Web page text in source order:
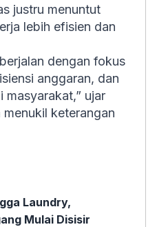
justru menuntut
lebih efisien dan
dengan fokus
anggaran, dan
masyarakat,” ujar
keterangan
Laundry,
Mulai Disisir